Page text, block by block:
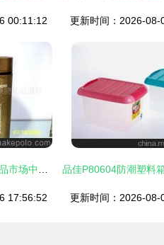
00:11:12 更新时间：2026-08-
17:56:52 更新时间：2026-08-